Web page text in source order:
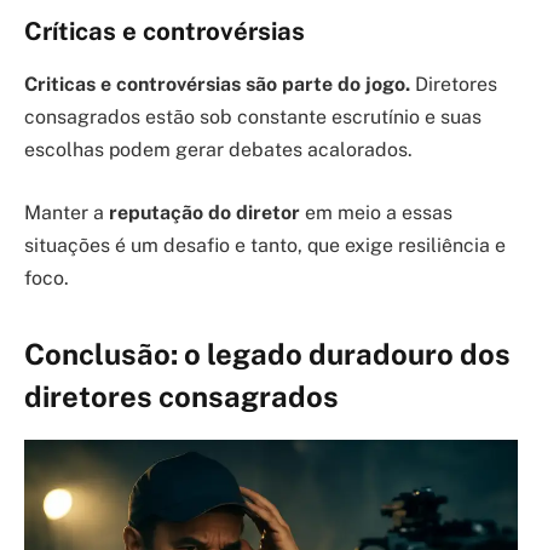
Críticas e controvérsias
Criticas e controvérsias são parte do jogo. Diretores
consagrados estão sob constante escrutínio e suas
escolhas podem gerar debates acalorados.
Manter a reputação do diretor em meio a essas
situações é um desafio e tanto, que exige resiliência e
foco.
Conclusão: o legado duradouro dos
diretores consagrados